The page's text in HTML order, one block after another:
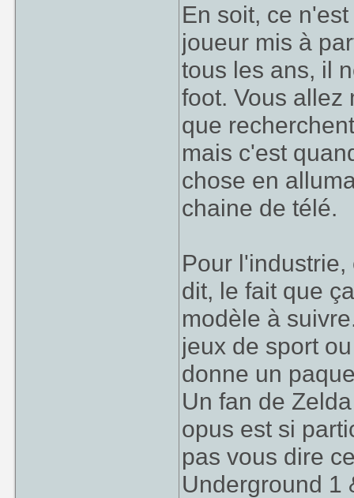
En soit, ce
joueur mis à
tous les ans, il
foot. Vous allez
que
mais c'est
chose en
chaine de télé.
Pour
dit, le fait que
modèle à
jeux de sport
donne un
Un fan de
opus est si
pas vous dire
Underground 1